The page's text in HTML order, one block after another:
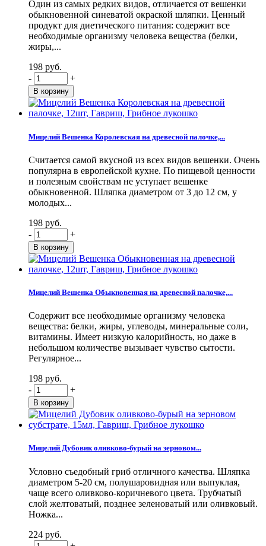
Один из самых редких видов, отличается от вешенки
обыкновенной синеватой окраской шляпки. Ценный
продукт для диетического питания: содержит все
необходимые организму человека вещества (белки,
жиры,...
198 руб.
-
+
Мицелий Вешенка Королевская на древесной палочке,...
Считается самой вкусной из всех видов вешенки. Очень
популярна в европейской кухне. По пищевой ценности
и полезным свойствам не уступает вешенке
обыкновенной. Шляпка диаметром от 3 до 12 см, у
молодых...
198 руб.
-
+
Мицелий Вешенка Обыкновенная на древесной палочке,...
Содержит все необходимые организму человека
вещества: белки, жиры, углеводы, минеральные соли,
витамины. Имеет низкую калорийность, но даже в
небольшом количестве вызывает чувство сытости.
Регулярное...
198 руб.
-
+
Мицелий Дубовик оливково-бурый на зерновом...
Условно съедобный гриб отличного качества. Шляпка
диаметром 5-20 см, полушаровидная или выпуклая,
чаще всего оливково-коричневого цвета. Трубчатый
слой желтоватый, позднее зеленоватый или оливковый.
Ножка...
224 руб.